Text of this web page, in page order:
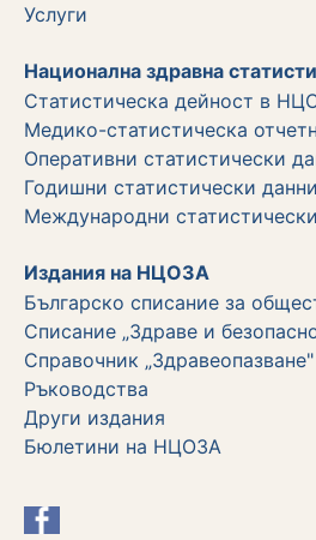
Услуги
Национална здравна
Статистическа дейност в
Медико-статистическа
Оперативни статистически
Годишни статистически данни
Международни
Издания на НЦОЗА
Българско списание за
Списание „Здраве и
Справочник „Здравеопазване"
Ръководства
Други издания
Бюлетини на НЦОЗА